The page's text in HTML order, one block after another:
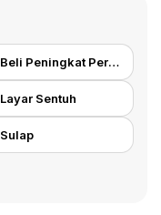
Beli Peningkat Peralatan
Layar Sentuh
Sulap